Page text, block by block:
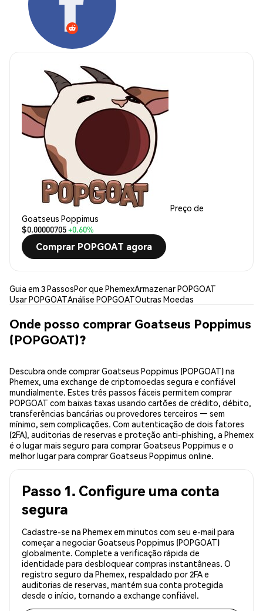
Preço de
Goatseus Poppimus
$0.00000705+0.60%
Comprar POPGOAT agora
Guia em 3 PassosPor que PhemexArmazenar POPGOAT
Usar POPGOATAnálise POPGOATOutras Moedas
Onde posso comprar Goatseus Poppimus
(POPGOAT)?
Descubra onde comprar Goatseus Poppimus (POPGOAT) na
Phemex, uma exchange de criptomoedas segura e confiável
mundialmente. Estes três passos fáceis permitem comprar
POPGOAT com baixas taxas usando cartões de crédito, débito,
transferências bancárias ou provedores terceiros — sem
mínimo, sem complicações. Com autenticação de dois fatores
(2FA), auditorias de reservas e proteção anti-phishing, a Phemex
é o lugar mais seguro para comprar Goatseus Poppimus e o
melhor lugar para comprar Goatseus Poppimus online.
Passo 1. Configure uma conta
segura
Cadastre-se na Phemex em minutos com seu e-mail para
começar a negociar Goatseus Poppimus (POPGOAT)
globalmente. Complete a verificação rápida de
identidade para desbloquear compras instantâneas. O
registro seguro da Phemex, respaldado por 2FA e
auditorias de reservas, mantém sua conta protegida
desde o início, tornando a exchange confiável.